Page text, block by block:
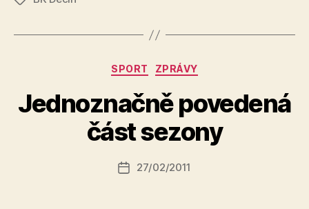
Rubriky
SPORT ZPRÁVY
Jednoznačně povedená
část sezony
Autor
příspěvku
A
u
t
o
k
Datum
27/02/2011